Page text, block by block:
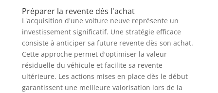
Préparer la revente dès l'achat
L'acquisition d'une voiture neuve représente un
investissement significatif. Une stratégie efficace
consiste à anticiper sa future revente dès son achat.
Cette approche permet d'optimiser la valeur
résiduelle du véhicule et facilite sa revente
ultérieure. Les actions mises en place dès le début
garantissent une meilleure valorisation lors de la